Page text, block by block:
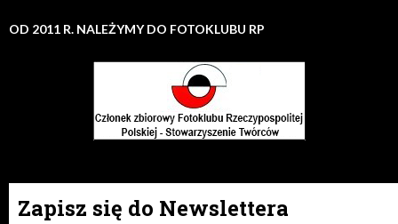
OD 2011 R. NALEŻYMY DO FOTOKLUBU RP
Zapisz się do Newslettera